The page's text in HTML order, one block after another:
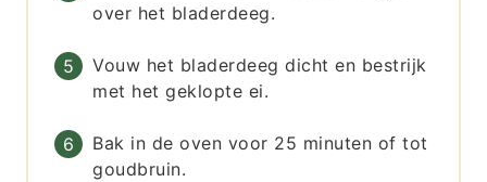
over het bladerdeeg.
Vouw het bladerdeeg dicht en bestrijk
met het geklopte ei.
Bak in de oven voor 25 minuten of tot
goudbruin.